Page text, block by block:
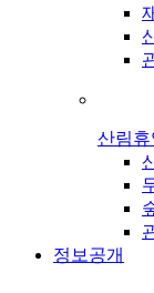
산림휴
정보공개